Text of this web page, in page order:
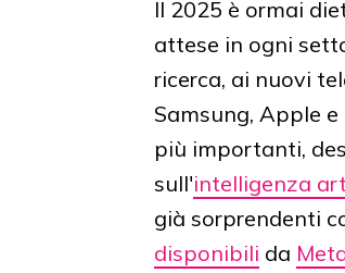
Il 2025 è ormai
attese in ogni
ricerca, ai nuovi
Samsung, Apple
più importanti,
sull'intelligenza
già sorprendenti
disponibili da